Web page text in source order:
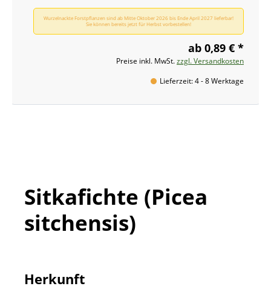
Wurzelnackte Forstpflanzen sind ab Mitte Oktober 2026 bis Ende April 2027 lieferbar!
Sie können bereits jetzt für Herbst vorbestellen!
ab 0,89 € *
Preise inkl. MwSt.zzgl. Versandkosten
Lieferzeit: 4 - 8 Werktage
Sitkafichte (Picea
sitchensis)
Herkunft